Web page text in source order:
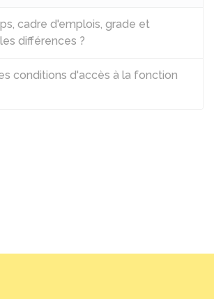
cadre d'emplois, grade et
différences ?
conditions d'accès à la fonction